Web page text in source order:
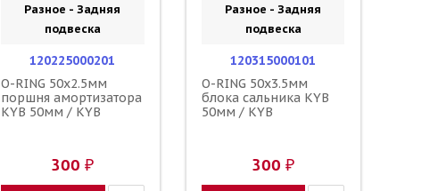
Разное - Задняя
подвеска
120225000201
O-RING 50x2.5мм
поршня амортизатора
KYB 50мм / KYB
300 ₽
Разное - Задняя
подвеска
120315000101
O-RING 50x3.5мм
блока сальника KYB
50мм / KYB
300 ₽